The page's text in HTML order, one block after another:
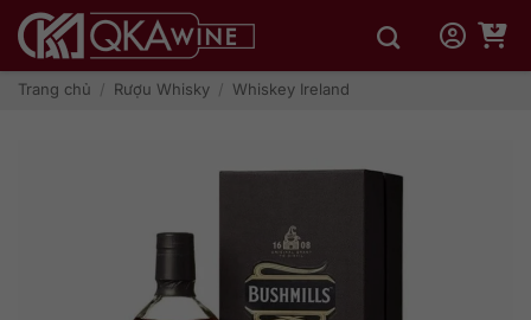
qua
dungTrang chủ / Rượu Whisky / Whiskey Ireland